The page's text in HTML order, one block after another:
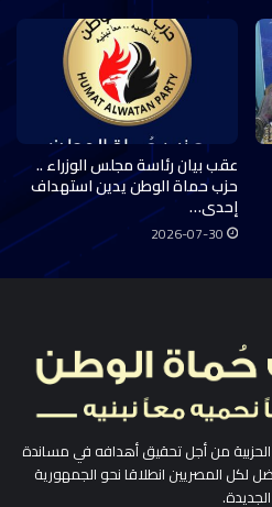
عقب بيان رئاسة مجلس الوزراء ..
حزب حماة الوطن يدين استهداف
إحدى…
2026-07-30
من أجل تحقيق أهدافه في مساندة
لكل المصريين انطلاقا نحو الجمهورية
الجديدة.